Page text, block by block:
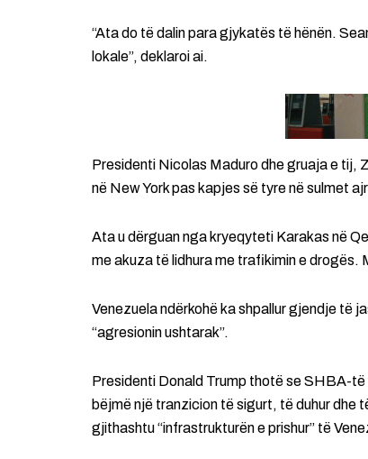
“Ata do të dalin para gjykatës të hënën.
lokale”, deklaroi ai.
Presidenti Nicolas Maduro dhe gruaja e tij,
në New York pas kapjes së tyre në sulmet
Ata u dërguan nga kryeqyteti Karakas në
me akuza të lidhura me trafikimin e drogës.
Venezuela ndërkohë ka shpallur gjendje të
“agresionin ushtarak”.
Presidenti Donald Trump thotë se SHBA-të
bëjmë një tranzicion të sigurt, të duhur dhe
gjithashtu “infrastrukturën e prishur” të